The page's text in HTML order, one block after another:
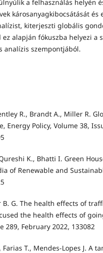
a felhasználás helyén
károsanyagkibocsátását és
kiterjeszti globális
alapján fókuszba helyezi a
analízis szempontjából.
R., Brandt A., Miller R.
Energy Policy, Volume 38,
K., Bhatti I. Green
of Renewable and
B. G. The health effects of
the health effects of
289, February 2022, 133082
Farias T., Mendes-Lopes J. A